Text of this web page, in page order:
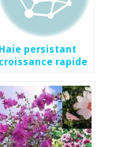
Haie persistant
croissance rapide